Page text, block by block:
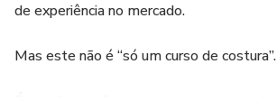
de experiência no mercado.
Mas este não é “só um curso de costura”.